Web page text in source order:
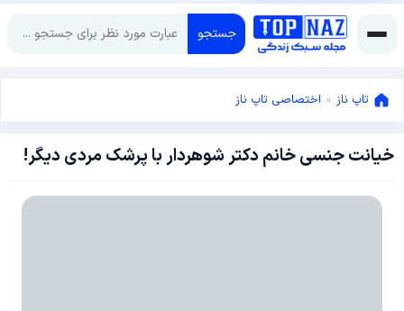
جستجو
تاپ ناز » اختصاصی تاپ ناز
خیانت جنسی خانم دکتر شوهردار با پرشک مردی دیگر!
ژانویه
2017